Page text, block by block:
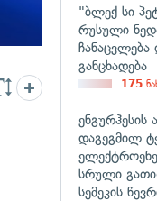
"ბლექ სი
რუსული
განცხადება
175
ენგურჰესის
დაგეგმილ
სრული
სემეკის